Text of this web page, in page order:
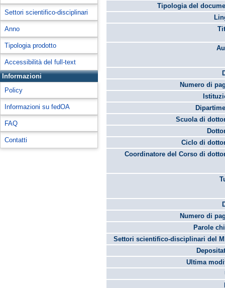
Settori scientifico-disciplinari
Anno
Tipologia prodotto
Accessibilità del full-text
Informazioni
Policy
Informazioni su fedOA
FAQ
Contatti
Tipologia del
Numero di
Scuola di
Ciclo di
Coordinatore del Corso di
Numero di
Parole
Settori scientifico-disciplinari del
Ultima